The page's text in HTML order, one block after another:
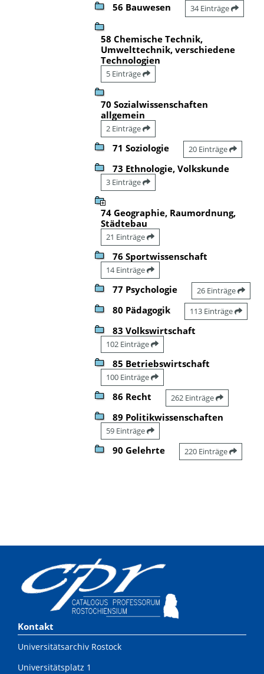
56 Bauwesen 34 Einträge
58 Chemische Technik,
Umwelttechnik, verschiedene
Technologien
5 Einträge
70 Sozialwissenschaften
allgemein
2 Einträge
71 Soziologie 20 Einträge
73 Ethnologie, Volkskunde
3 Einträge
74 Geographie, Raumordnung,
Städtebau
21 Einträge
76 Sportwissenschaft
14 Einträge
77 Psychologie 26 Einträge
80 Pädagogik 113 Einträge
83 Volkswirtschaft
102 Einträge
85 Betriebswirtschaft
100 Einträge
86 Recht 262 Einträge
89 Politikwissenschaften
59 Einträge
90 Gelehrte 220 Einträge
Kontakt
Universitätsarchiv Rostock
Universitätsplatz 1